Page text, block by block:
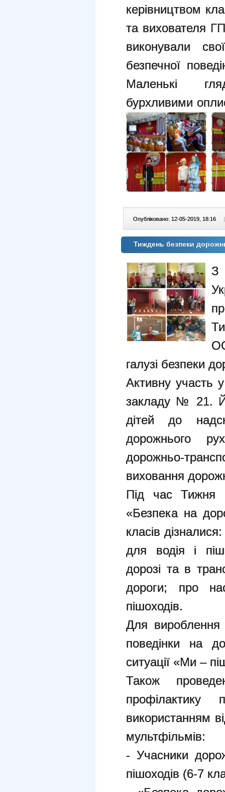
керівництвом
та вихователя
виконували
безпечної
Маленькі
бурхливими
Опубліковано: 12-05-2019, 18:16 |
Тиждень безпеки
З
галузі безпеки
Активну участь
закладу № 21.
дітей до
дорожнього
дорожньо-
виховання
Під час Тижня
«Безпека на
класів
для водія і
дорозі та в
дороги; про
пішоходів.
Для вироблення
поведінки на
ситуації «Ми –
Також
профілактику
використанням
мультфільмів:
- Учасники
пішоходів (6-7